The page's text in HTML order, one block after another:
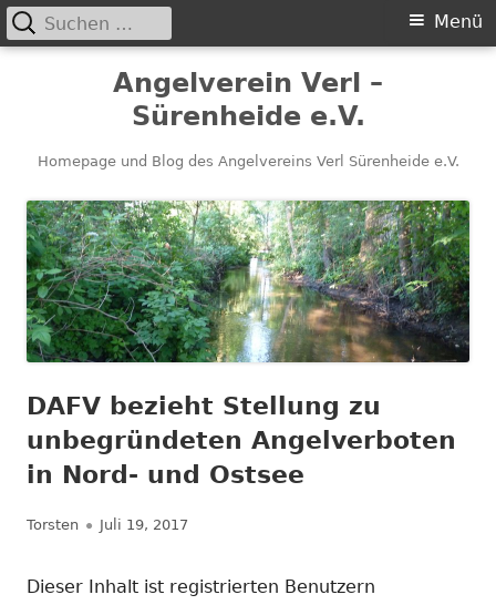
Angelverein Verl –
Sürenheide e.V.
Homepage und Blog des Angelvereins Verl Sürenheide e.V.
Primäres
Menü
Suchen
nach:
DAFV bezieht Stellung zu
unbegründeten Angelverboten
in Nord- und Ostsee
Autor
Torsten Veröffentlicht
Juli 19, 2017
Dieser Inhalt ist registrierten Benutzern